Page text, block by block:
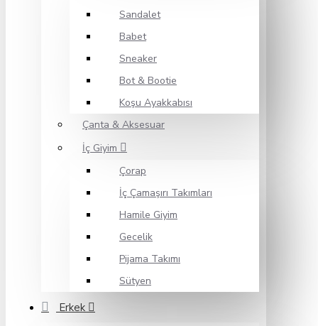
Sandalet
Babet
Sneaker
Bot & Bootie
Koşu Ayakkabısı
Çanta & Aksesuar
İç Giyim
Çorap
İç Çamaşırı Takımları
Hamile Giyim
Gecelik
Pijama Takımı
Sütyen
Erkek